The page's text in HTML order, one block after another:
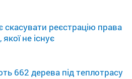
реєстрацію права
не існує
662 дерева під теплотрасу